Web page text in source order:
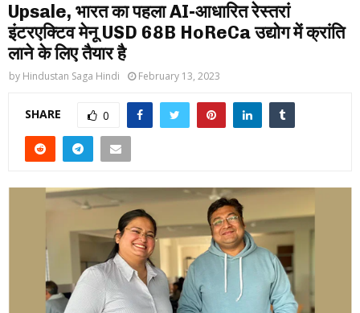
Upsale, भारत का पहला AI-आधारित रेस्तरां
इंटरएक्टिव मेनू USD 68B HoReCa उद्योग में क्रांति
लाने के लिए तैयार है
by Hindustan Saga Hindi February 13, 2023
SHARE 0